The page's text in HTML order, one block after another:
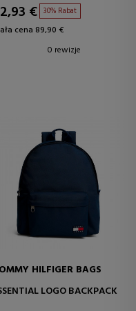
€ 30% Rabat
cena 89,90 €
0 rewizje
HILFIGER BAGS
LOGO BACKPACK